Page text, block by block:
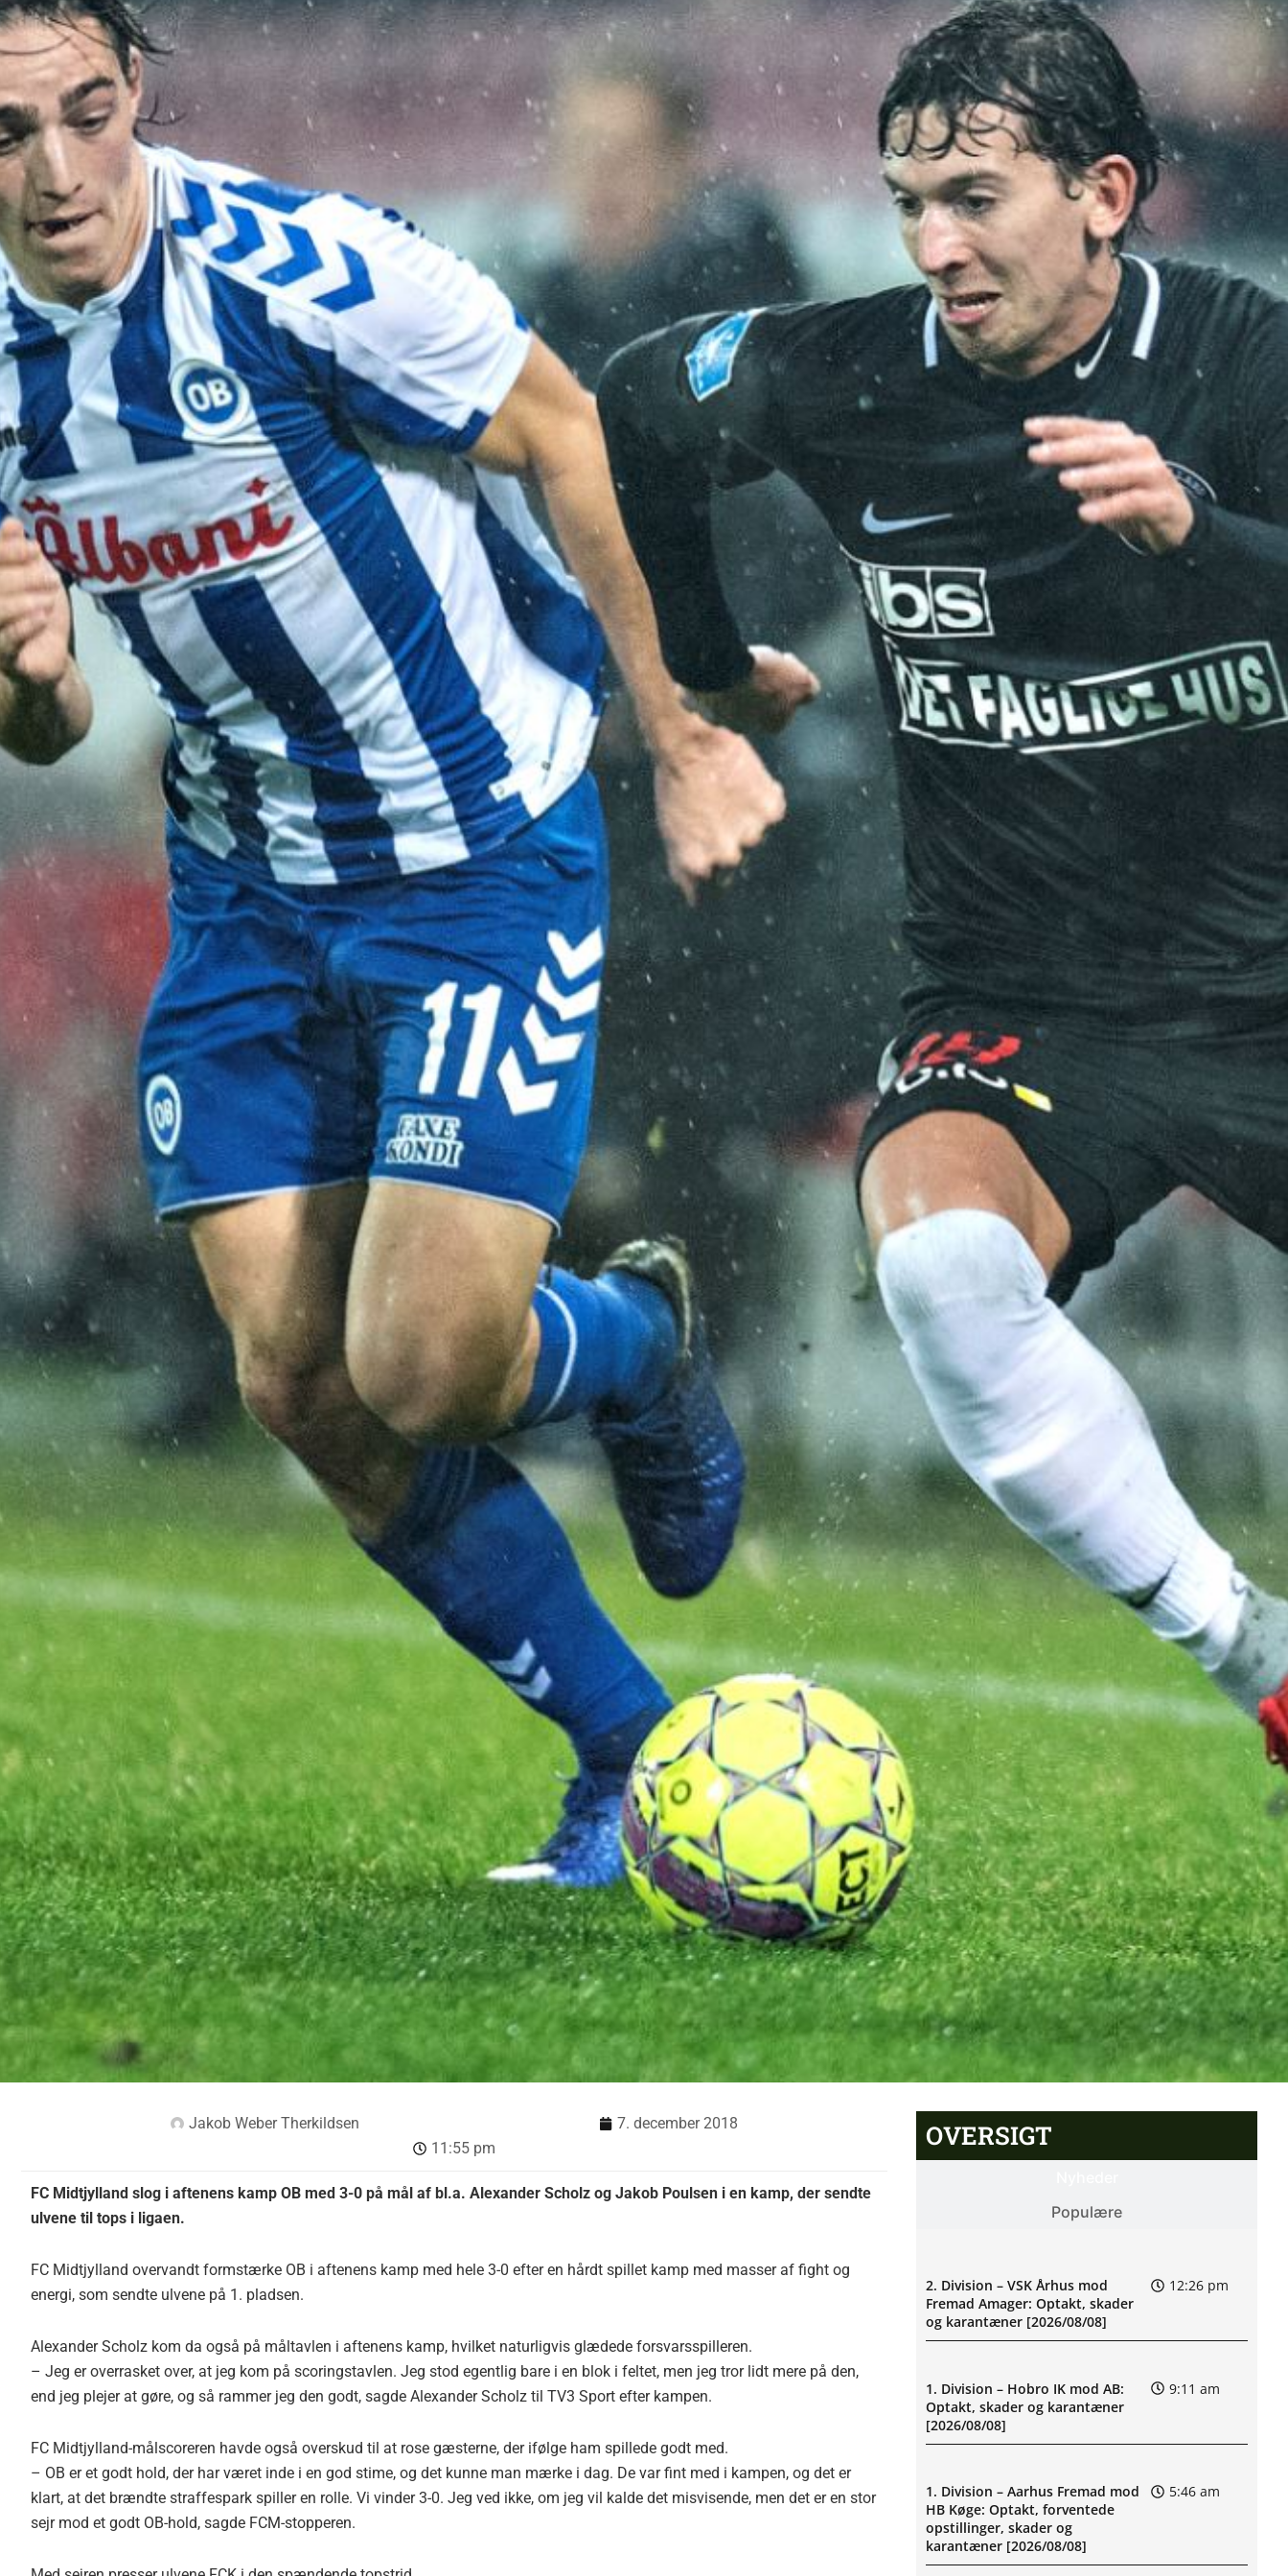
Jakob Weber Therkildsen
7. december 2018
11:55 pm
FC Midtjylland slog i aftenens kamp OB med 3-0 på mål af bl.a. Alexander Scholz og Jakob Poulsen i en kamp, der sendte
ulvene til tops i ligaen.
FC Midtjylland overvandt formstærke OB i aftenens kamp med hele 3-0 efter en hårdt spillet kamp med masser af fight og
energi, som sendte ulvene på 1. pladsen.
Alexander Scholz kom da også på måltavlen i aftenens kamp, hvilket naturligvis glædede forsvarsspilleren.
– Jeg er overrasket over, at jeg kom på scoringstavlen. Jeg stod egentlig bare i en blok i feltet, men jeg tror lidt mere på den,
end jeg plejer at gøre, og så rammer jeg den godt, sagde Alexander Scholz til TV3 Sport efter kampen.
FC Midtjylland-målscoreren havde også overskud til at rose gæsterne, der ifølge ham spillede godt med.
– OB er et godt hold, der har været inde i en god stime, og det kunne man mærke i dag. De var fint med i kampen, og det er
klart, at det brændte straffespark spiller en rolle. Vi vinder 3-0. Jeg ved ikke, om jeg vil kalde det misvisende, men det er en stor
sejr mod et godt OB-hold, sagde FCM-stopperen.
OVERSIGT
Populære
2. Division – VSK Århus mod
Fremad Amager: Optakt, skader
og karantæner [2026/08/08]
12:26 pm
1. Division – Hobro IK mod AB:
Optakt, skader og karantæner
[2026/08/08]
9:11 am
1. Division – Aarhus Fremad mod
HB Køge: Optakt, forventede
opstillinger, skader og
karantæner [2026/08/08]
5:46 am